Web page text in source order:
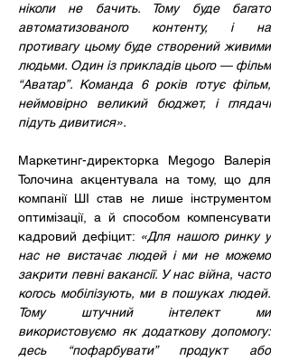
ніколи не бачить. Тому буде багато
автоматизованого контенту, і на
противагу цьому буде створений живими
людьми. Один із прикладів цього — фільм
“Аватар”. Команда 6 років готує фільм,
неймовірно великий бюджет, і глядачі
підуть дивитися».
Маркетинг-директорка Megogo Валерія
Толочина акцентувала на тому, що для
компанії ШІ став не лише інструментом
оптимізації, а й способом компенсувати
кадровий дефіцит: «Для нашого ринку у
нас не вистачає людей і ми не можемо
закрити певні вакансії. У нас війна, часто
когось мобілізують, ми в пошуках людей.
Тому штучний інтелект ми
використовуємо як додаткову допомогу:
десь “пофарбувати” продукт або